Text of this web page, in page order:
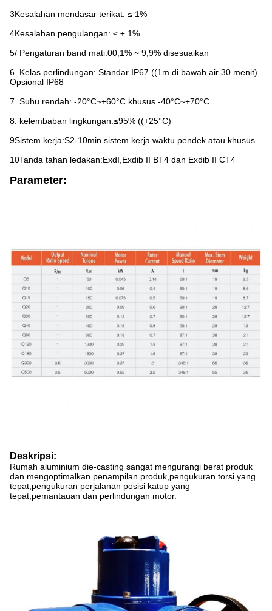
3Kesalahan mendasar terikat: ≤ 1%
4Kesalahan pengulangan: ≤ ± 1%
5/ Pengaturan band mati:00,1% ~ 9,9% disesuaikan
6. Kelas perlindungan: Standar IP67 ((1m di bawah air 30 menit)
Opsional IP68
7. Suhu rendah: -20°C~+60°C khusus -40°C~+70°C
8. kelembaban lingkungan:≤95% ((+25°C)
9Sistem kerja:S2-10min sistem kerja waktu pendek atau khusus
10Tanda tahan ledakan:ExdI,Exdib II BT4 dan Exdib II CT4
Parameter:
Deskripsi:
Rumah aluminium die-casting sangat mengurangi berat produk
dan mengoptimalkan penampilan produk,pengukuran torsi yang
tepat,pengukuran perjalanan posisi katup yang
tepat,pemantauan dan perlindungan motor.